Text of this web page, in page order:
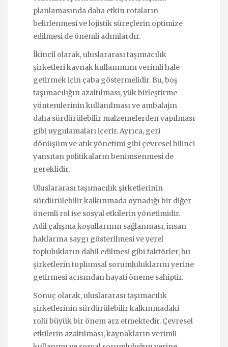
planlamasında daha etkin rotaların
belirlenmesi ve lojistik süreçlerin optimize
edilmesi de önemli adımlardır.
İkincil olarak, uluslararası taşımacılık
şirketleri kaynak kullanımını verimli hale
getirmek için çaba göstermelidir. Bu, boş
taşımacılığın azaltılması, yük birleştirme
yöntemlerinin kullanılması ve ambalajın
daha sürdürülebilir malzemelerden yapılması
gibi uygulamaları içerir. Ayrıca, geri
dönüşüm ve atık yönetimi gibi çevresel bilinci
yansıtan politikaların benimsenmesi de
gereklidir.
Uluslararası taşımacılık şirketlerinin
sürdürülebilir kalkınmada oynadığı bir diğer
önemli rol ise sosyal etkilerin yönetimidir.
Adil çalışma koşullarının sağlanması, insan
haklarına saygı gösterilmesi ve yerel
toplulukların dahil edilmesi gibi faktörler, bu
şirketlerin toplumsal sorumluluklarını yerine
getirmesi açısından hayati öneme sahiptir.
Sonuç olarak, uluslararası taşımacılık
şirketlerinin sürdürülebilir kalkınmadaki
rolü büyük bir önem arz etmektedir. Çevresel
etkilerin azaltılması, kaynakların verimli